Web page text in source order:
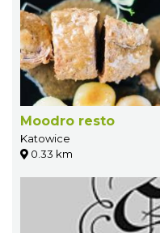
Moodro resto
Katowice
0.33 km